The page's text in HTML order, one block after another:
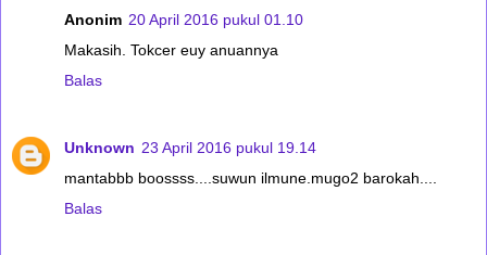
Anonim 20 April 2016 pukul 01.10
Makasih. Tokcer euy anuannya
Balas
Unknown 23 April 2016 pukul 19.14
mantabbb boossss....suwun ilmune.mugo2 barokah....
Balas